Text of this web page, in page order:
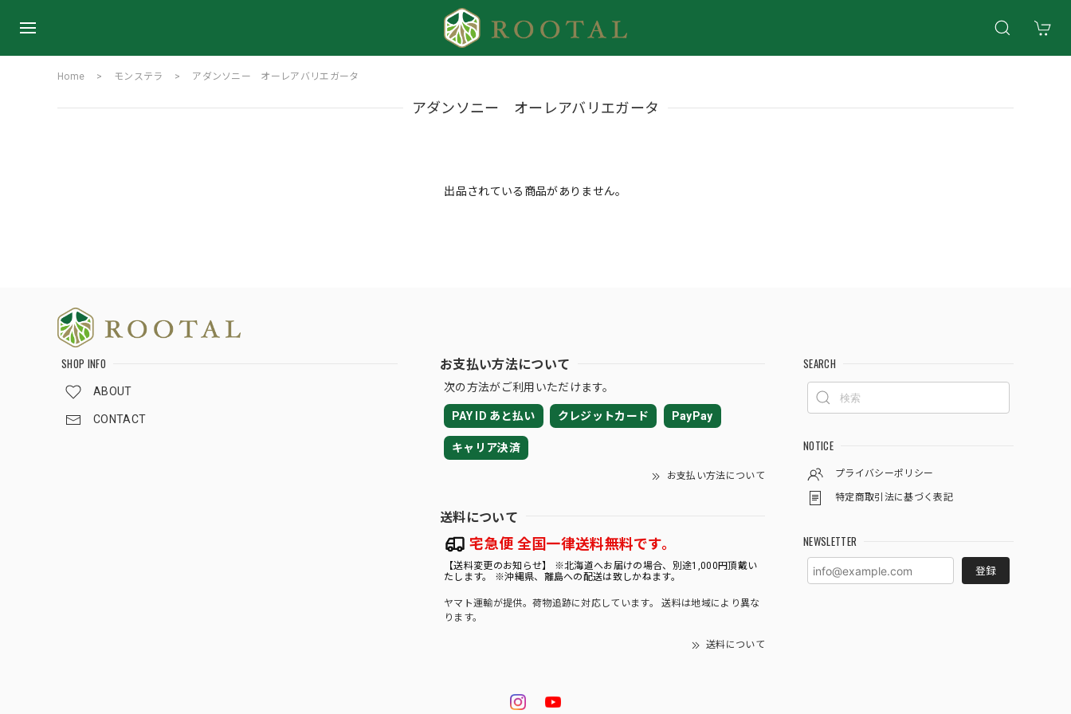
Home モンステラ アダンソニー オーレアバリエガータ
アダンソニー オーレアバリエガータ
出品されている商品がありません。
SHOP INFO
ABOUT
CONTACT
お支払い方法について
次の方法がご利用いただけます。
PAY ID あと払い クレジットカード PayPay
キャリア決済
お支払い方法について
送料について
宅急便 全国一律送料無料です。
【送料変更のお知らせ】 ※北海道へお届けの場合、別途1,000円頂戴い
たします。 ※沖縄県、離島への配送は致しかねます。
ヤマト運輸が提供。荷物追跡に対応しています。 送料は地域により異な
ります。
送料について
SEARCH
NOTICE
プライバシーポリシー
特定商取引法に基づく表記
NEWSLETTER
登録